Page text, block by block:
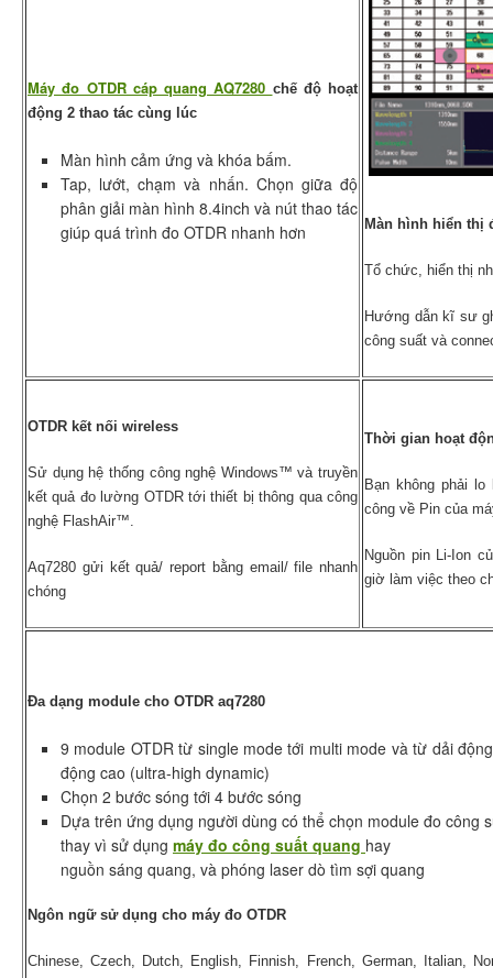
Máy đo OTDR cáp quang AQ7280 chế độ hoạt
động 2 thao tác cùng lúc
Màn hình cảm ứng và khóa bấm.
Tap, lướt, chạm và nhấn. Chọn giữa độ
phân giải màn hình 8.4inch và nút thao tác
giúp quá trình đo OTDR nhanh hơn
Màn hình hiển thị
Tổ chức, hiển thị
Hướng dẫn kĩ sư
công suất và
OTDR kết nối wireless
Sử dụng hệ thống công nghệ Windows™ và truyền
kết quả đo lường OTDR tới thiết bị thông qua công
nghệ FlashAir™.
Aq7280 gửi kết quả/ report bằng email/ file nhanh
chóng
Thời gian hoạt
Bạn không phải
công về Pin của
Nguồn pin Li-Ion
giờ làm việc theo
Đa dạng module cho OTDR aq7280
9 module OTDR từ single mode tới multi mode và từ dải
động cao (ultra-high dynamic)
Chọn 2 bước sóng tới 4 bước sóng
Dựa trên ứng dụng người dùng có thể chọn module đo công
thay vì sử dụng máy đo công suất quang hay
nguồn sáng quang, và phóng laser dò tìm sợi quang
Ngôn ngữ sử dụng cho máy đo OTDR
Chinese, Czech, Dutch, English, Finnish, French, German, Italian,